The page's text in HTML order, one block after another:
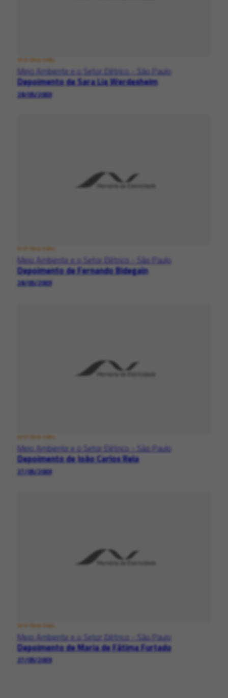
HISTÓRIA ORAL
Meio Ambiente e o Setor Elétrico - São Paulo
Depoimento de Sara Lia Werdesheim
28/05/2003
HISTÓRIA ORAL
Meio Ambiente e o Setor Elétrico - São Paulo
Depoimento de Fernando Bidegain
28/05/2003
HISTÓRIA ORAL
Meio Ambiente e o Setor Elétrico - São Paulo
Depoimento de João Carlos Rela
27/05/2003
HISTÓRIA ORAL
Meio Ambiente e o Setor Elétrico - São Paulo
Depoimento de Maria de Fátima Furtado
27/05/2003